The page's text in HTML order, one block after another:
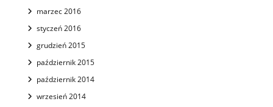
marzec 2016
styczeń 2016
grudzień 2015
październik 2015
październik 2014
wrzesień 2014